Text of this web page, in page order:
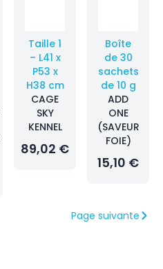
Taille 1
– L41 x
P53 x
H38 cm
CAGE
SKY
KENNEL
89,02 €
Boîte
de 30
sachets
de 10 g
ADD
ONE
(SAVEUR
FOIE)
15,10 €
Page suivante